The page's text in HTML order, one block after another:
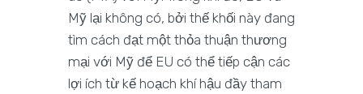
Mỹ lại không có, bởi thế khối này đang
tìm cách đạt một thỏa thuận thương
mại với Mỹ để EU có thể tiếp cận các
lợi ích từ kế hoạch khí hậu đầy tham